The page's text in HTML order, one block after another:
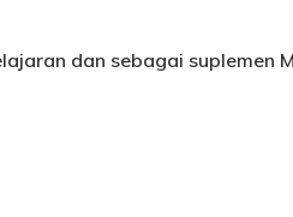
dan sebagai suplemen